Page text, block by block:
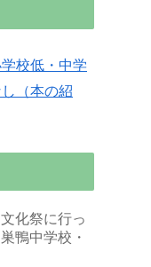
校低・中学
（本の紹
化祭に行っ
鴨中学校・